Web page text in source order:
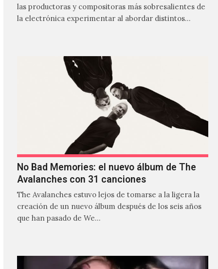
las productoras y compositoras más sobresalientes de
la electrónica experimentar al abordar distintos
No Bad Memories: el nuevo álbum de The
Avalanches con 31 canciones
The Avalanches estuvo lejos de tomarse a la ligera la
creación de un nuevo álbum después de los seis años
que han pasado de We…